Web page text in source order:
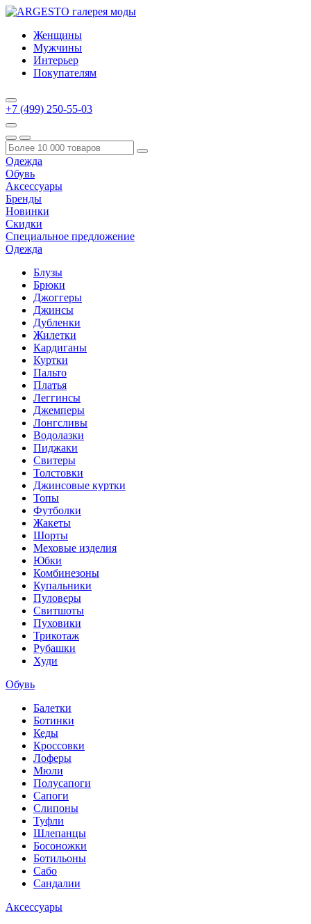
Женщины
Мужчины
Интерьер
Покупателям
+7 (499) 250-55-03
Одежда
Обувь
Аксессуары
Бренды
Новинки
Скидки
Специальное предложение
Одежда
Блузы
Брюки
Джоггеры
Джинсы
Дубленки
Жилетки
Кардиганы
Куртки
Пальто
Платья
Леггинсы
Джемперы
Лонгсливы
Водолазки
Пиджаки
Свитеры
Толстовки
Джинсовые куртки
Топы
Футболки
Жакеты
Шорты
Меховые изделия
Юбки
Комбинезоны
Купальники
Пуловеры
Свитшоты
Пуховики
Трикотаж
Рубашки
Худи
Обувь
Балетки
Ботинки
Кеды
Кроссовки
Лоферы
Мюли
Полусапоги
Сапоги
Слипоны
Туфли
Шлепанцы
Босоножки
Ботильоны
Сабо
Сандалии
Аксессуары